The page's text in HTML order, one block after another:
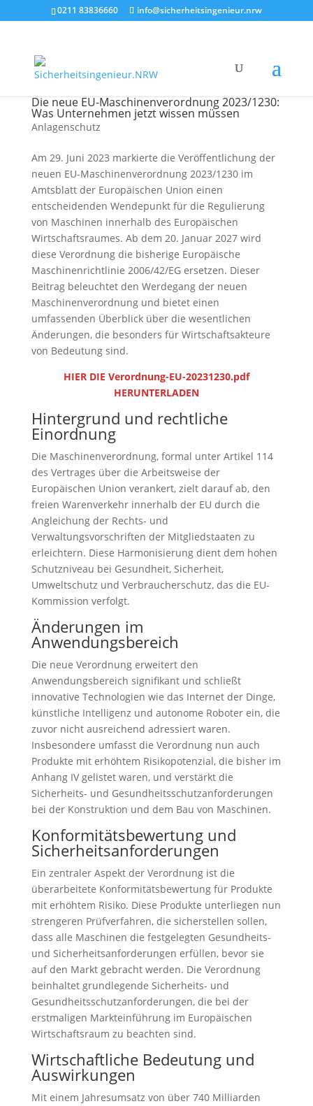
0211 83836660 info@sicherheitsingenieur.nrw
Die neue EU-Maschinenverordnung 2023/1230:
Was Unternehmen jetzt wissen müssen
Anlagenschutz
Am 29. Juni 2023 markierte die Veröffentlichung der
neuen EU-Maschinenverordnung 2023/1230 im
Amtsblatt der Europäischen Union einen
entscheidenden Wendepunkt für die Regulierung
von Maschinen innerhalb des Europäischen
Wirtschaftsraumes. Ab dem 20. Januar 2027 wird
diese Verordnung die bisherige Europäische
Maschinenrichtlinie 2006/42/EG ersetzen. Dieser
Beitrag beleuchtet den Werdegang der neuen
Maschinenverordnung und bietet einen
umfassenden Überblick über die wesentlichen
Änderungen, die besonders für Wirtschaftsakteure
von Bedeutung sind.
HIER DIE Verordnung-EU-20231230.pdf
HERUNTERLADEN
Hintergrund und rechtliche
Einordnung
Die Maschinenverordnung, formal unter Artikel 114
des Vertrages über die Arbeitsweise der
Europäischen Union verankert, zielt darauf ab, den
freien Warenverkehr innerhalb der EU durch die
Angleichung der Rechts- und
Verwaltungsvorschriften der Mitgliedstaaten zu
erleichtern. Diese Harmonisierung dient dem hohen
Schutzniveau bei Gesundheit, Sicherheit,
Umweltschutz und Verbraucherschutz, das die EU-
Kommission verfolgt.
Änderungen im
Anwendungsbereich
Die neue Verordnung erweitert den
Anwendungsbereich signifikant und schließt
innovative Technologien wie das Internet der Dinge,
künstliche Intelligenz und autonome Roboter ein, die
zuvor nicht ausreichend adressiert waren.
Insbesondere umfasst die Verordnung nun auch
Produkte mit erhöhtem Risikopotenzial, die bisher im
Anhang IV gelistet waren, und verstärkt die
Sicherheits- und Gesundheitsschutzanforderungen
bei der Konstruktion und dem Bau von Maschinen.
Konformitätsbewertung und
Sicherheitsanforderungen
Ein zentraler Aspekt der Verordnung ist die
überarbeitete Konformitätsbewertung für Produkte
mit erhöhtem Risiko. Diese Produkte unterliegen nun
strengeren Prüfverfahren, die sicherstellen sollen,
dass alle Maschinen die festgelegten Gesundheits-
und Sicherheitsanforderungen erfüllen, bevor sie
auf den Markt gebracht werden. Die Verordnung
beinhaltet grundlegende Sicherheits- und
Gesundheitsschutzanforderungen, die bei der
erstmaligen Markteinführung im Europäischen
Wirtschaftsraum zu beachten sind.
Wirtschaftliche Bedeutung und
Auswirkungen
Mit einem Jahresumsatz von über 740 Milliarden